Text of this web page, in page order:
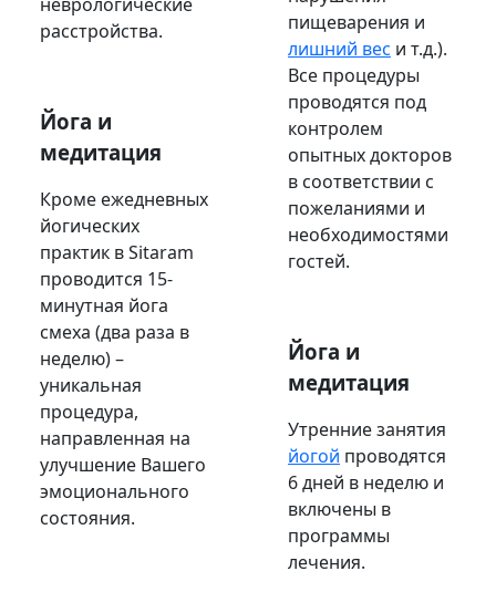
расстройства.
Йога и
медитация
Кроме ежедневных
йогических
практик в Sitaram
проводится 15-
минутная йога
смеха (два раза в
неделю) –
уникальная
процедура,
направленная на
улучшение Вашего
эмоционального
состояния.
пищеварения и
лишний вес и т.д.).
Все процедуры
проводятся под
контролем
опытных докторов
в соответствии с
пожеланиями и
необходимостями
гостей.
Йога и
медитация
Утренние занятия
йогой проводятся
6 дней в неделю и
включены в
программы
лечения.